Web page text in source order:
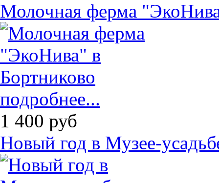
Молочная ферма
подробнее...
1 400 руб
Новый год в Музее-